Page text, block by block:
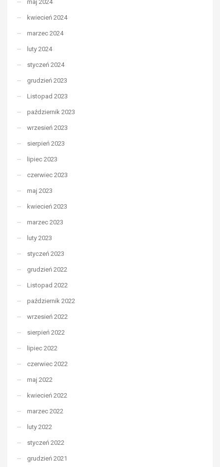
maj 2024
kwiecień 2024
marzec 2024
luty 2024
styczeń 2024
grudzień 2023
Listopad 2023
październik 2023
wrzesień 2023
sierpień 2023
lipiec 2023
czerwiec 2023
maj 2023
kwiecień 2023
marzec 2023
luty 2023
styczeń 2023
grudzień 2022
Listopad 2022
październik 2022
wrzesień 2022
sierpień 2022
lipiec 2022
czerwiec 2022
maj 2022
kwiecień 2022
marzec 2022
luty 2022
styczeń 2022
grudzień 2021